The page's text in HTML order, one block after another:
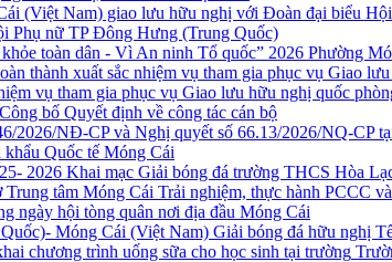
Phụ nữ TP Đông Hưng (Trung Quốc)
Phường
vụ tham gia phục vụ Giao lưu hữu nghị quốc
bố Quyết định về công tác cán bộ
Quốc tế Móng Cái
Khai mạc Giải bóng đá trường THCS Hòa
Trải nghiệm, thực hành PCCC
ngày hội tòng quân nơi địa đầu Móng Cái
Giải bóng đá hữu nghị